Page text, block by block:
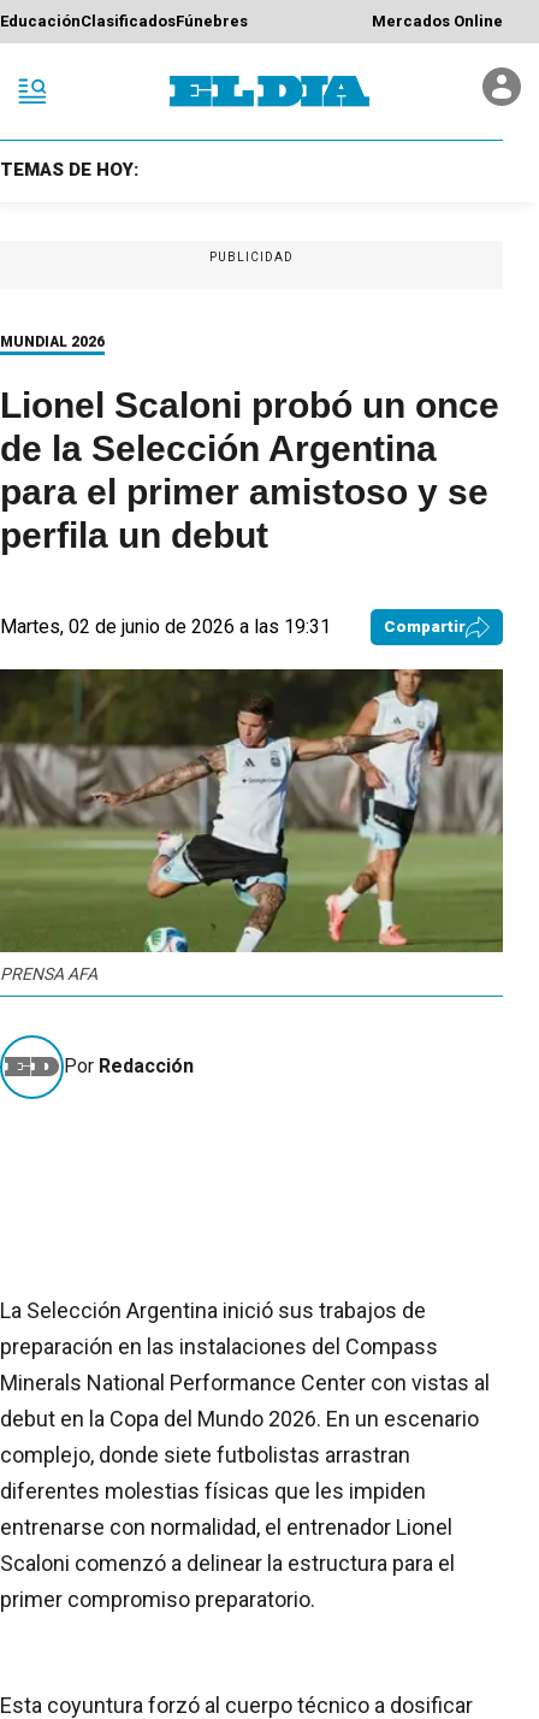
EducaciónClasificadosFúnebres Mercados Online
TEMAS DE HOY:
PUBLICIDAD
MUNDIAL 2026
Lionel Scaloni probó un once
de la Selección Argentina
para el primer amistoso y se
perfila un debut
Martes, 02 de junio de 2026 a las 19:31 Compartir
PRENSA AFA
Por Redacción
La Selección Argentina inició sus trabajos de
preparación en las instalaciones del Compass
Minerals National Performance Center con vistas al
debut en la Copa del Mundo 2026. En un escenario
complejo, donde siete futbolistas arrastran
diferentes molestias físicas que les impiden
entrenarse con normalidad, el entrenador Lionel
Scaloni comenzó a delinear la estructura para el
primer compromiso preparatorio.
Esta coyuntura forzó al cuerpo técnico a dosificar